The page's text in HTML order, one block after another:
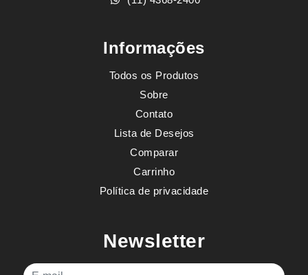
Informações
Todos os Produtos
Sobre
Contato
Lista de Desejos
Comparar
Carrinho
Política de privacidade
Newsletter
E-mail